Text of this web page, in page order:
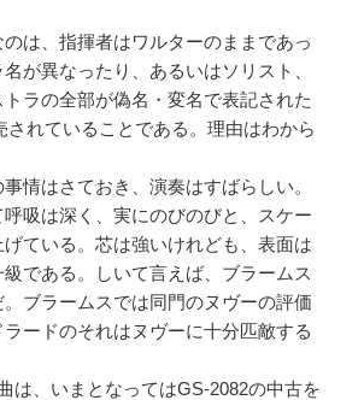
は、指揮者はワルターのままであっ
が異なったり、あるいはソリスト、
ラの全部が偽名・変名で表記された
されていることである。理由はわから
情はさておき、演奏はすばらしい。
吸は深く、実にのびのびと、スケー
ている。芯は強いけれども、表面は
である。しいて言えば、ブラームス
ブラームスでは同門のヌヴーの評価
ードのそれはヌヴーに十分匹敵する
は、いまとなってはGS-2082の中古を